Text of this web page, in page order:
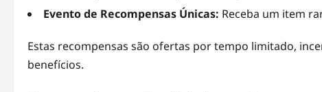
Evento de Recompensas Únicas: Receba um item
Estas recompensas são ofertas por tempo limitado,
benefícios.